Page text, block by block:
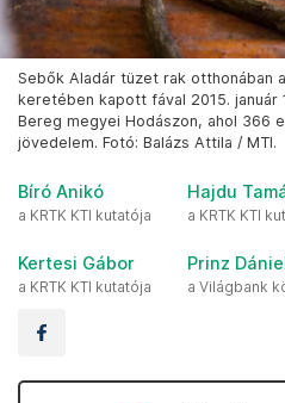
Sebők Aladár tüzet rak otthonában
keretében kapott fával 2015. január
Bereg megyei Hodászon, ahol 366
jövedelem. Fotó: Balázs Attila / MTI.
Bíró Anikó
a KRTK KTI kutatója
Hajdu
a KRTK KTI
Kertesi Gábor
a KRTK KTI kutatója
Prinz
a Világbank